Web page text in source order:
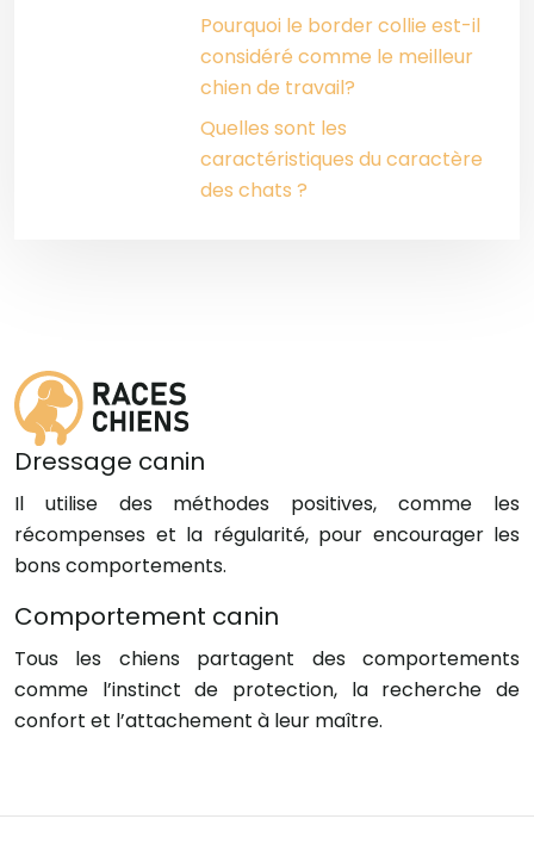
Pourquoi le border collie est-il
considéré comme le meilleur
chien de travail?
Quelles sont les
caractéristiques du caractère
des chats ?
Dressage canin
Il utilise des méthodes positives, comme les
récompenses et la régularité, pour encourager les
bons comportements.
Comportement canin
Tous les chiens partagent des comportements
comme l’instinct de protection, la recherche de
confort et l’attachement à leur maître.